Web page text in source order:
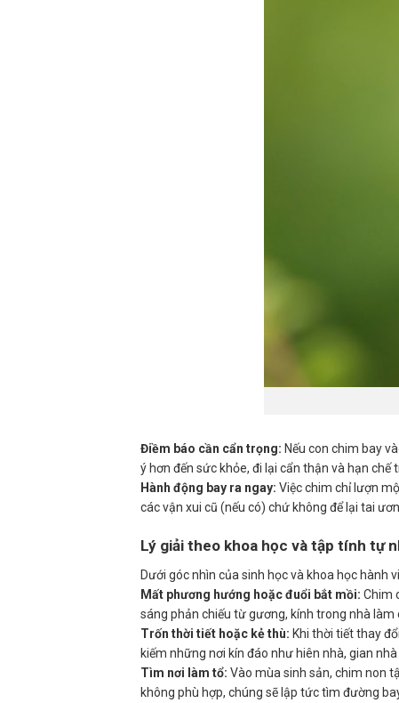
Điềm báo cần cẩn trọng: Nếu con chim bay
ý hơn đến sức khỏe, đi lại cẩn thận và hạn chế
Hành động bay ra ngay: Việc chim chỉ lượn
các vận xui cũ (nếu có) chứ không để lại tai
Lý giải theo khoa học và tập tính tự
Dưới góc nhìn của sinh học và khoa học hành
Mất phương hướng hoặc đuổi bắt mồi: Chim
sáng phản chiếu từ gương, kính trong nhà
Trốn thời tiết hoặc kẻ thù: Khi thời tiết thay
kiếm những nơi kín đáo như hiên nhà, gian
Tìm nơi làm tổ: Vào mùa sinh sản, chim non
không phù hợp, chúng sẽ lập tức tìm đường